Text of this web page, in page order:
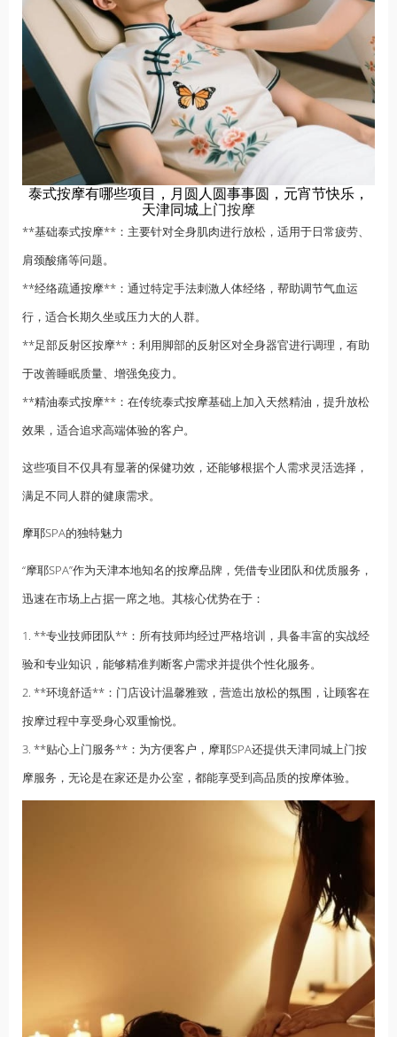
泰式按摩有哪些项目，月圆人圆事事圆，元宵节快乐，
天津同城上门按摩
**基础泰式按摩**：主要针对全身肌肉进行放松，适用于日常疲劳、
肩颈酸痛等问题。
**经络疏通按摩**：通过特定手法刺激人体经络，帮助调节气血运
行，适合长期久坐或压力大的人群。
**足部反射区按摩**：利用脚部的反射区对全身器官进行调理，有助
于改善睡眠质量、增强免疫力。
**精油泰式按摩**：在传统泰式按摩基础上加入天然精油，提升放松
效果，适合追求高端体验的客户。
这些项目不仅具有显著的保健功效，还能够根据个人需求灵活选择，
满足不同人群的健康需求。
摩耶SPA的独特魅力
“摩耶SPA”作为天津本地知名的按摩品牌，凭借专业团队和优质服务，
迅速在市场上占据一席之地。其核心优势在于：
1. **专业技师团队**：所有技师均经过严格培训，具备丰富的实战经
验和专业知识，能够精准判断客户需求并提供个性化服务。
2. **环境舒适**：门店设计温馨雅致，营造出放松的氛围，让顾客在
按摩过程中享受身心双重愉悦。
3. **贴心上门服务**：为方便客户，摩耶SPA还提供天津同城上门按
摩服务，无论是在家还是办公室，都能享受到高品质的按摩体验。